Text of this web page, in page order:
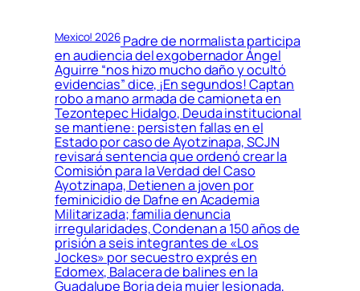
Mexico! 2026Padre de normalista participa
en audiencia del exgobernador Ángel
Aguirre “nos hizo mucho daño y ocultó
evidencias” dice, ¡En segundos! Captan
robo a mano armada de camioneta en
Tezontepec Hidalgo, Deuda institucional
se mantiene: persisten fallas en el
Estado por caso de Ayotzinapa, SCJN
revisará sentencia que ordenó crear la
Comisión para la Verdad del Caso
Ayotzinapa, Detienen a joven por
feminicidio de Dafne en Academia
Militarizada; familia denuncia
irregularidades, Condenan a 150 años de
prisión a seis integrantes de «Los
Jockes» por secuestro exprés en
Edomex, Balacera de balines en la
Guadalupe Borja deja mujer lesionada,